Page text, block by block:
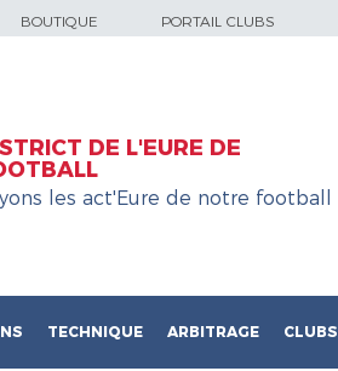
BOUTIQUE PORTAIL CLUBS
DE L'EURE DE
les act'Eure de notre football
TECHNIQUE ARBITRAGE CLUBS